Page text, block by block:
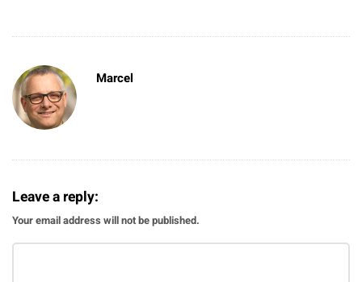
Marcel
Leave a reply:
Your email address will not be published.